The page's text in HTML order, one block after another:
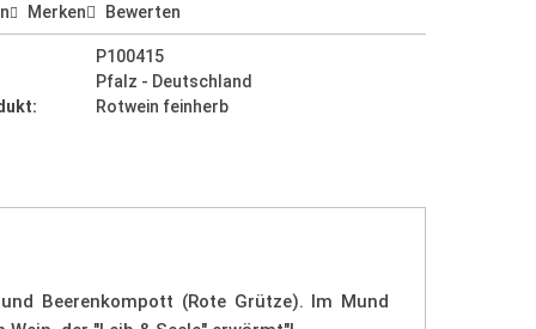
Merken Bewerten
P100415
Pfalz - Deutschland
Rotwein feinherb
Beerenkompott (Rote Grütze). Im Mund